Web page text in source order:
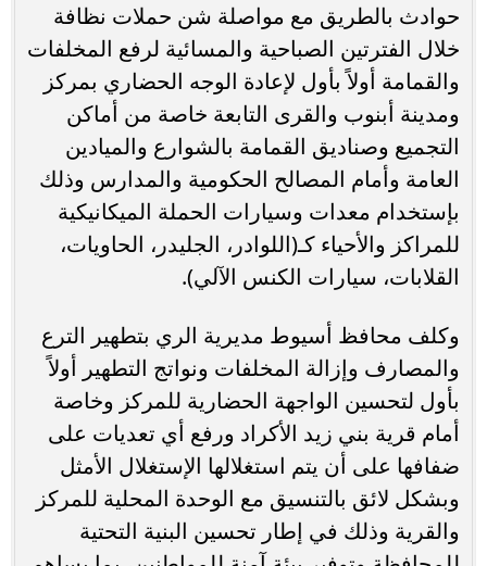
حوادث بالطريق مع مواصلة شن حملات نظافة
خلال الفترتين الصباحية والمسائية لرفع المخلفات
والقمامة أولاً بأول لإعادة الوجه الحضاري بمركز
ومدينة أبنوب والقرى التابعة خاصة من أماكن
التجميع وصناديق القمامة بالشوارع والميادين
العامة وأمام المصالح الحكومية والمدارس وذلك
بإستخدام معدات وسيارات الحملة الميكانيكية
للمراكز والأحياء كـ(اللوادر، الجليدر، الحاويات،
القلابات، سيارات الكنس الآلي).
وكلف محافظ أسيوط مديرية الري بتطهير الترع
والمصارف وإزالة المخلفات ونواتج التطهير أولاً
بأول لتحسين الواجهة الحضارية للمركز وخاصة
أمام قرية بني زيد الأكراد ورفع أي تعديات على
ضفافها على أن يتم استغلالها الإستغلال الأمثل
وبشكل لائق بالتنسيق مع الوحدة المحلية للمركز
والقرية وذلك في إطار تحسين البنية التحتية